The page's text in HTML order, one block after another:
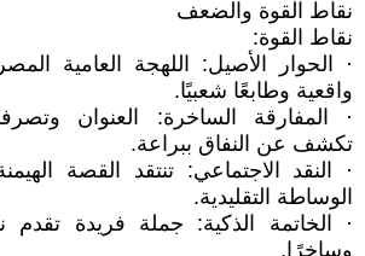
نقاط القوة والضعف
نقاط القوة:
· الحوار الأصيل: اللهجة العامية
واقعية وطابعًا شعبيًا.
· المفارقة الساخرة: العنوان
تكشف عن النفاق ببراعة.
· النقد الاجتماعي: تنتقد القصة
الوساطة التقليدية.
· الخاتمة الذكية: جملة فريدة تقدم
وساخرًا.